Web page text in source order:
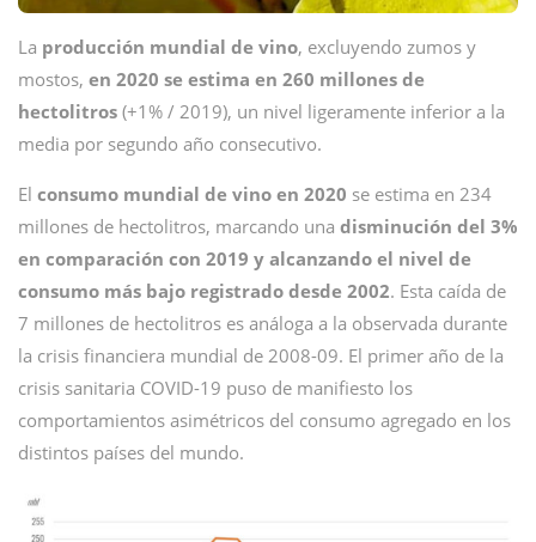
La producción mundial de vino, excluyendo zumos y
mostos, en 2020 se estima en 260 millones de
hectolitros (+1% / 2019), un nivel ligeramente inferior a la
media por segundo año consecutivo.
El consumo mundial de vino en 2020 se estima en 234
millones de hectolitros, marcando una disminución del 3%
en comparación con 2019 y alcanzando el nivel de
consumo más bajo registrado desde 2002. Esta caída de
7 millones de hectolitros es análoga a la observada durante
la crisis financiera mundial de 2008-09. El primer año de la
crisis sanitaria COVID-19 puso de manifiesto los
comportamientos asimétricos del consumo agregado en los
distintos países del mundo.